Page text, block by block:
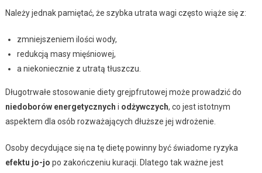
Należy jednak pamiętać, że szybka utrata wagi często wiąże się z:
zmniejszeniem ilości wody,
redukcją masy mięśniowej,
a niekoniecznie z utratą tłuszczu.
Długotrwałe stosowanie diety grejpfrutowej może prowadzić do
niedoborów energetycznych i odżywczych, co jest istotnym
aspektem dla osób rozważających dłuższe jej wdrożenie.
Osoby decydujące się na tę dietę powinny być świadome ryzyka
efektu jo-jo po zakończeniu kuracji. Dlatego tak ważne jest